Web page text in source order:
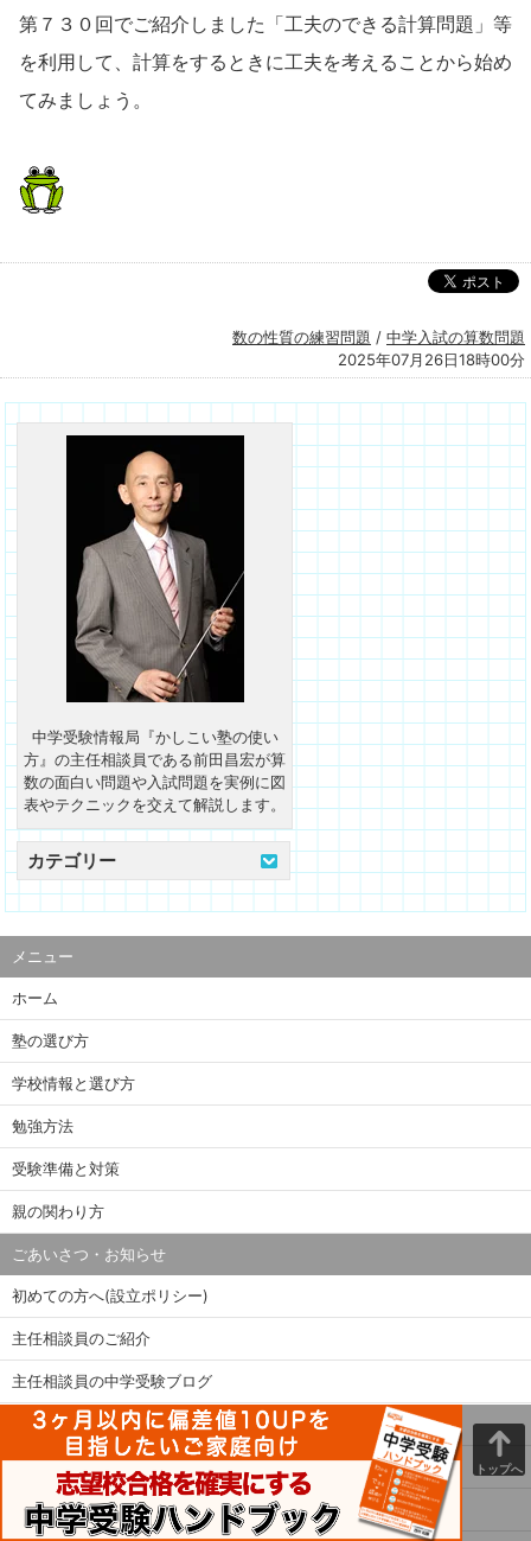
第７３０回でご紹介しました「工夫のできる計算問題」等
を利用して、計算をするときに工夫を考えることから始め
てみましょう。
数の性質の練習問題 / 中学入試の算数問題
2025年07月26日18時00分
トップへ
中学受験情報局『かしこい塾の使い
方』の主任相談員である前田昌宏が算
数の面白い問題や入試問題を実例に図
表やテクニックを交えて解説します。
カテゴリー
メニュー
ホーム
塾の選び方
学校情報と選び方
勉強方法
受験準備と対策
親の関わり方
ごあいさつ・お知らせ
初めての方へ(設立ポリシー)
主任相談員のご紹介
主任相談員の中学受験ブログ
関連書籍・DVD
メディア掲載
メディア関係者の方へ